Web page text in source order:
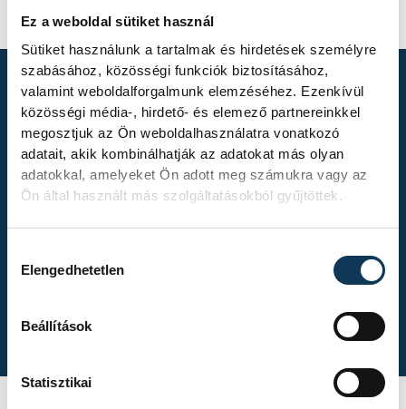
Ez a weboldal sütiket használ
Sütiket használunk a tartalmak és hirdetések személyre
szabásához, közösségi funkciók biztosításához,
valamint weboldalforgalmunk elemzéséhez. Ezenkívül
közösségi média-, hirdető- és elemező partnereinkkel
megosztjuk az Ön weboldalhasználatra vonatkozó
adatait, akik kombinálhatják az adatokat más olyan
adatokkal, amelyeket Ön adott meg számukra vagy az
Ön által használt más szolgáltatásokból gyűjtöttek.
Elengedhetetlen
Beállítások
Statisztikai
TOVÁBBI
ALBUMOK
Gasper Marguc